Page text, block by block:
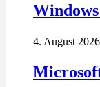
4. August 2026